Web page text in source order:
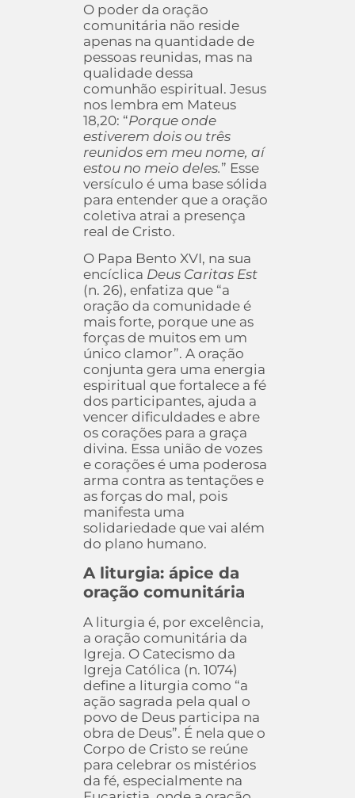
O poder da oração
comunitária não reside
apenas na quantidade de
pessoas reunidas, mas na
qualidade dessa
comunhão espiritual. Jesus
nos lembra em Mateus
18,20: “Porque onde
estiverem dois ou três
reunidos em meu nome, aí
estou no meio deles.” Esse
versículo é uma base sólida
para entender que a oração
coletiva atrai a presença
real de Cristo.
O Papa Bento XVI, na sua
encíclica Deus Caritas Est
(n. 26), enfatiza que “a
oração da comunidade é
mais forte, porque une as
forças de muitos em um
único clamor”. A oração
conjunta gera uma energia
espiritual que fortalece a fé
dos participantes, ajuda a
vencer dificuldades e abre
os corações para a graça
divina. Essa união de vozes
e corações é uma poderosa
arma contra as tentações e
as forças do mal, pois
manifesta uma
solidariedade que vai além
do plano humano.
A liturgia: ápice da
oração comunitária
A liturgia é, por excelência,
a oração comunitária da
Igreja. O Catecismo da
Igreja Católica (n. 1074)
define a liturgia como “a
ação sagrada pela qual o
povo de Deus participa na
obra de Deus”. É nela que o
Corpo de Cristo se reúne
para celebrar os mistérios
da fé, especialmente na